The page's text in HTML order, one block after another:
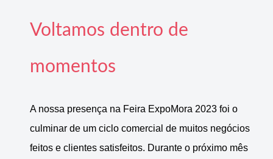
Voltamos dentro de
momentos
A nossa presença na Feira ExpoMora 2023 foi o
culminar de um ciclo comercial de muitos negócios
feitos e clientes satisfeitos. Durante o próximo mês